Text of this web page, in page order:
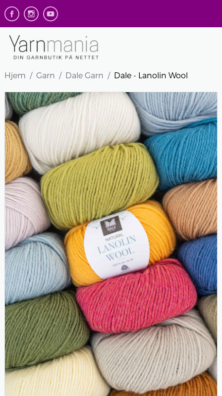
Hjem Garn Dale Garn Dale - Lanolin Wool